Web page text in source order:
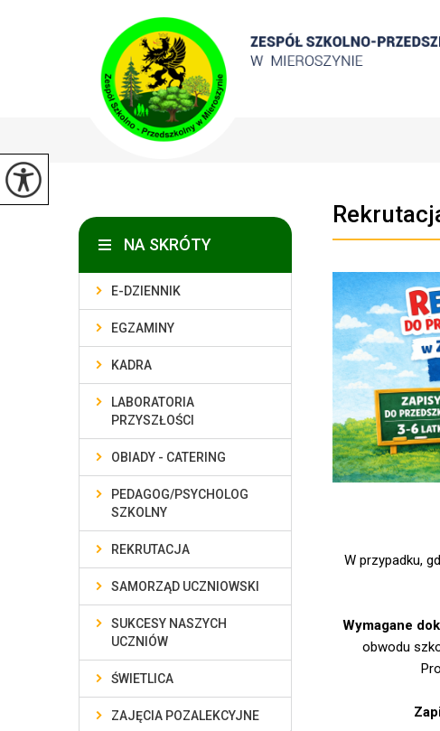
W przypadku,
Wymagane
obwodu
NA SKRÓTY
E-DZIENNIK
EGZAMINY
KADRA
LABORATORIA
PRZYSZŁOŚCI
OBIADY - CATERING
PEDAGOG/PSYCHOLOG
SZKOLNY
REKRUTACJA
SAMORZĄD UCZNIOWSKI
SUKCESY NASZYCH
UCZNIÓW
ŚWIETLICA
ZAJĘCIA POZALEKCYJNE